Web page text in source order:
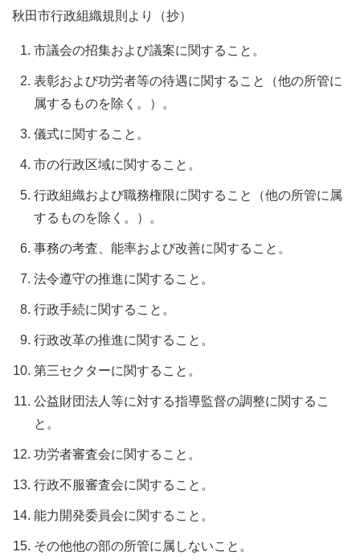
秋田市行政組織規則より（抄）
市議会の招集および議案に関すること。
表彰および功労者等の待遇に関すること（他の所管に
属するものを除く。）。
儀式に関すること。
市の行政区域に関すること。
行政組織および職務権限に関すること（他の所管に属
するものを除く。）。
事務の考査、能率および改善に関すること。
法令遵守の推進に関すること。
行政手続に関すること。
行政改革の推進に関すること。
第三セクターに関すること。
公益財団法人等に対する指導監督の調整に関するこ
と。
功労者審査会に関すること。
行政不服審査会に関すること。
能力開発委員会に関すること。
その他他の部の所管に属しないこと。